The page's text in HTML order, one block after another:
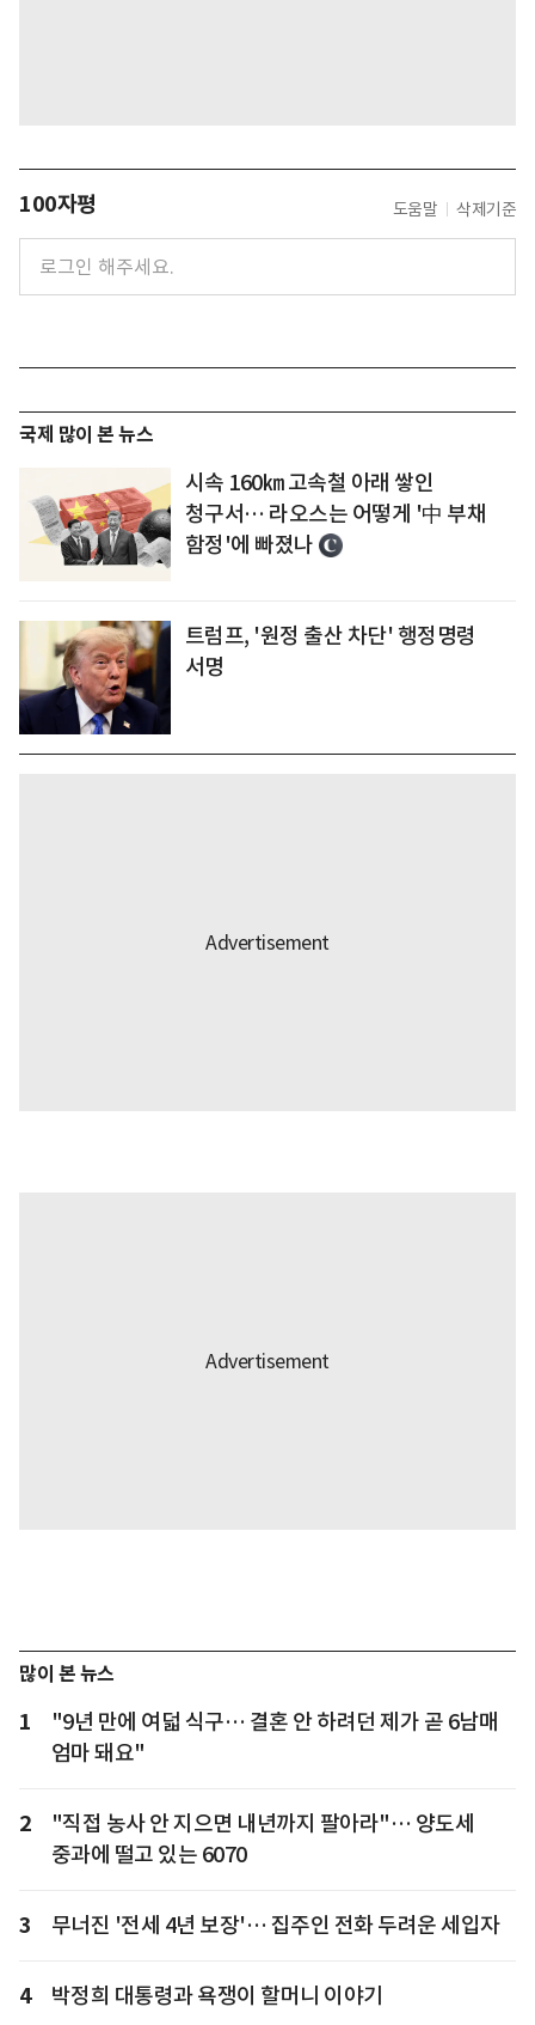
100자평 도움말 삭제기준
국제 많이 본 뉴스
시속 160㎞ 고속철 아래 쌓인
청구서… 라오스는 어떻게 '中 부채
함정'에 빠졌나
트럼프, '원정 출산 차단' 행정명령
서명
많이 본 뉴스
1
"9년 만에 여덟 식구… 결혼 안 하려던 제가 곧 6남매
엄마 돼요"
2
"직접 농사 안 지으면 내년까지 팔아라"… 양도세
중과에 떨고 있는 6070
3 무너진 '전세 4년 보장'… 집주인 전화 두려운 세입자
4 박정희 대통령과 욕쟁이 할머니 이야기